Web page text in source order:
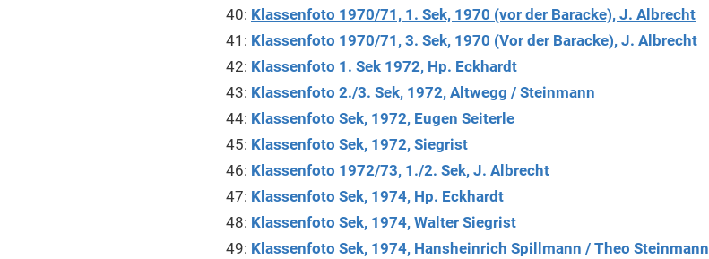
40: Klassenfoto 1970/71, 1. Sek, 1970 (vor der Baracke), J. Albrecht
41: Klassenfoto 1970/71, 3. Sek, 1970 (Vor der Baracke), J. Albrecht
42: Klassenfoto 1. Sek 1972, Hp. Eckhardt
43: Klassenfoto 2./3. Sek, 1972, Altwegg / Steinmann
44: Klassenfoto Sek, 1972, Eugen Seiterle
45: Klassenfoto Sek, 1972, Siegrist
46: Klassenfoto 1972/73, 1./2. Sek, J. Albrecht
47: Klassenfoto Sek, 1974, Hp. Eckhardt
48: Klassenfoto Sek, 1974, Walter Siegrist
49: Klassenfoto Sek, 1974, Hansheinrich Spillmann / Theo Steinmann